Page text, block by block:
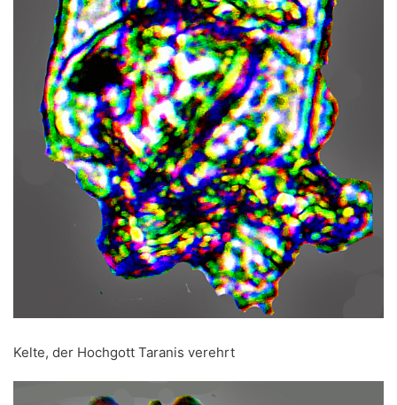
Kelte, der Hochgott Taranis verehrt